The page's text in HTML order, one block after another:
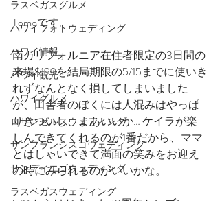
ラスベガスグルメ
ハワイフォトウェディング
ハワイ情報
ハワイ観光
ハワイグルメ
ロサンゼルスウェディング
サンフランシスコウェディング
サンディエゴウェディング
ラスベガスウェディング
Tomoです。
南カリフォルニア在住者限定の3日間の
来場$199を結局期限の5/15までに使いき
れずなんとなく損してしまいました
が、田舎者のぼくには人混みはやっぱ
りきついし、まあいいか… ケイラが楽
しんできてくれるのが1番だから、ママ
とはしゃいできて満面の笑みをお迎え
の時にみられるのがいいかな。